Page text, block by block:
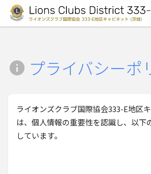
プライバシーポ
ライオンズクラブ国際協会333-E地区
は、個人情報の重要性を認識し、以下
しています。